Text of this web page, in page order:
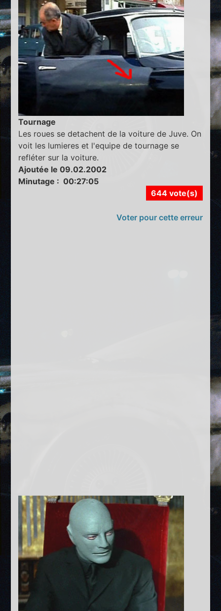
Tournage
Les roues se detachent de la voiture de Juve. On
voit les lumieres et l'equipe de tournage se
refléter sur la voiture.
Ajoutée le 09.02.2002
Minutage : 00:27:05
644 vote(s)
Voter pour cette erreur